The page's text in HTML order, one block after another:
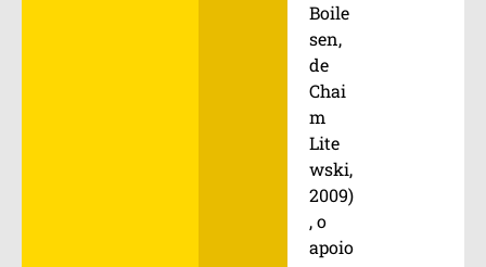
Boile
sen,
de
Chai
m
Lite
wski,
2009)
, o
apoio